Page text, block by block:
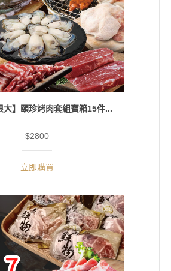
大】頤珍烤肉套組寶箱15件...
$2800
立即購買